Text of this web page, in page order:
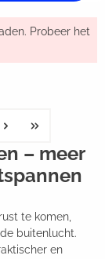
Probeer het
– meer
te komen,
buitenlucht.
en